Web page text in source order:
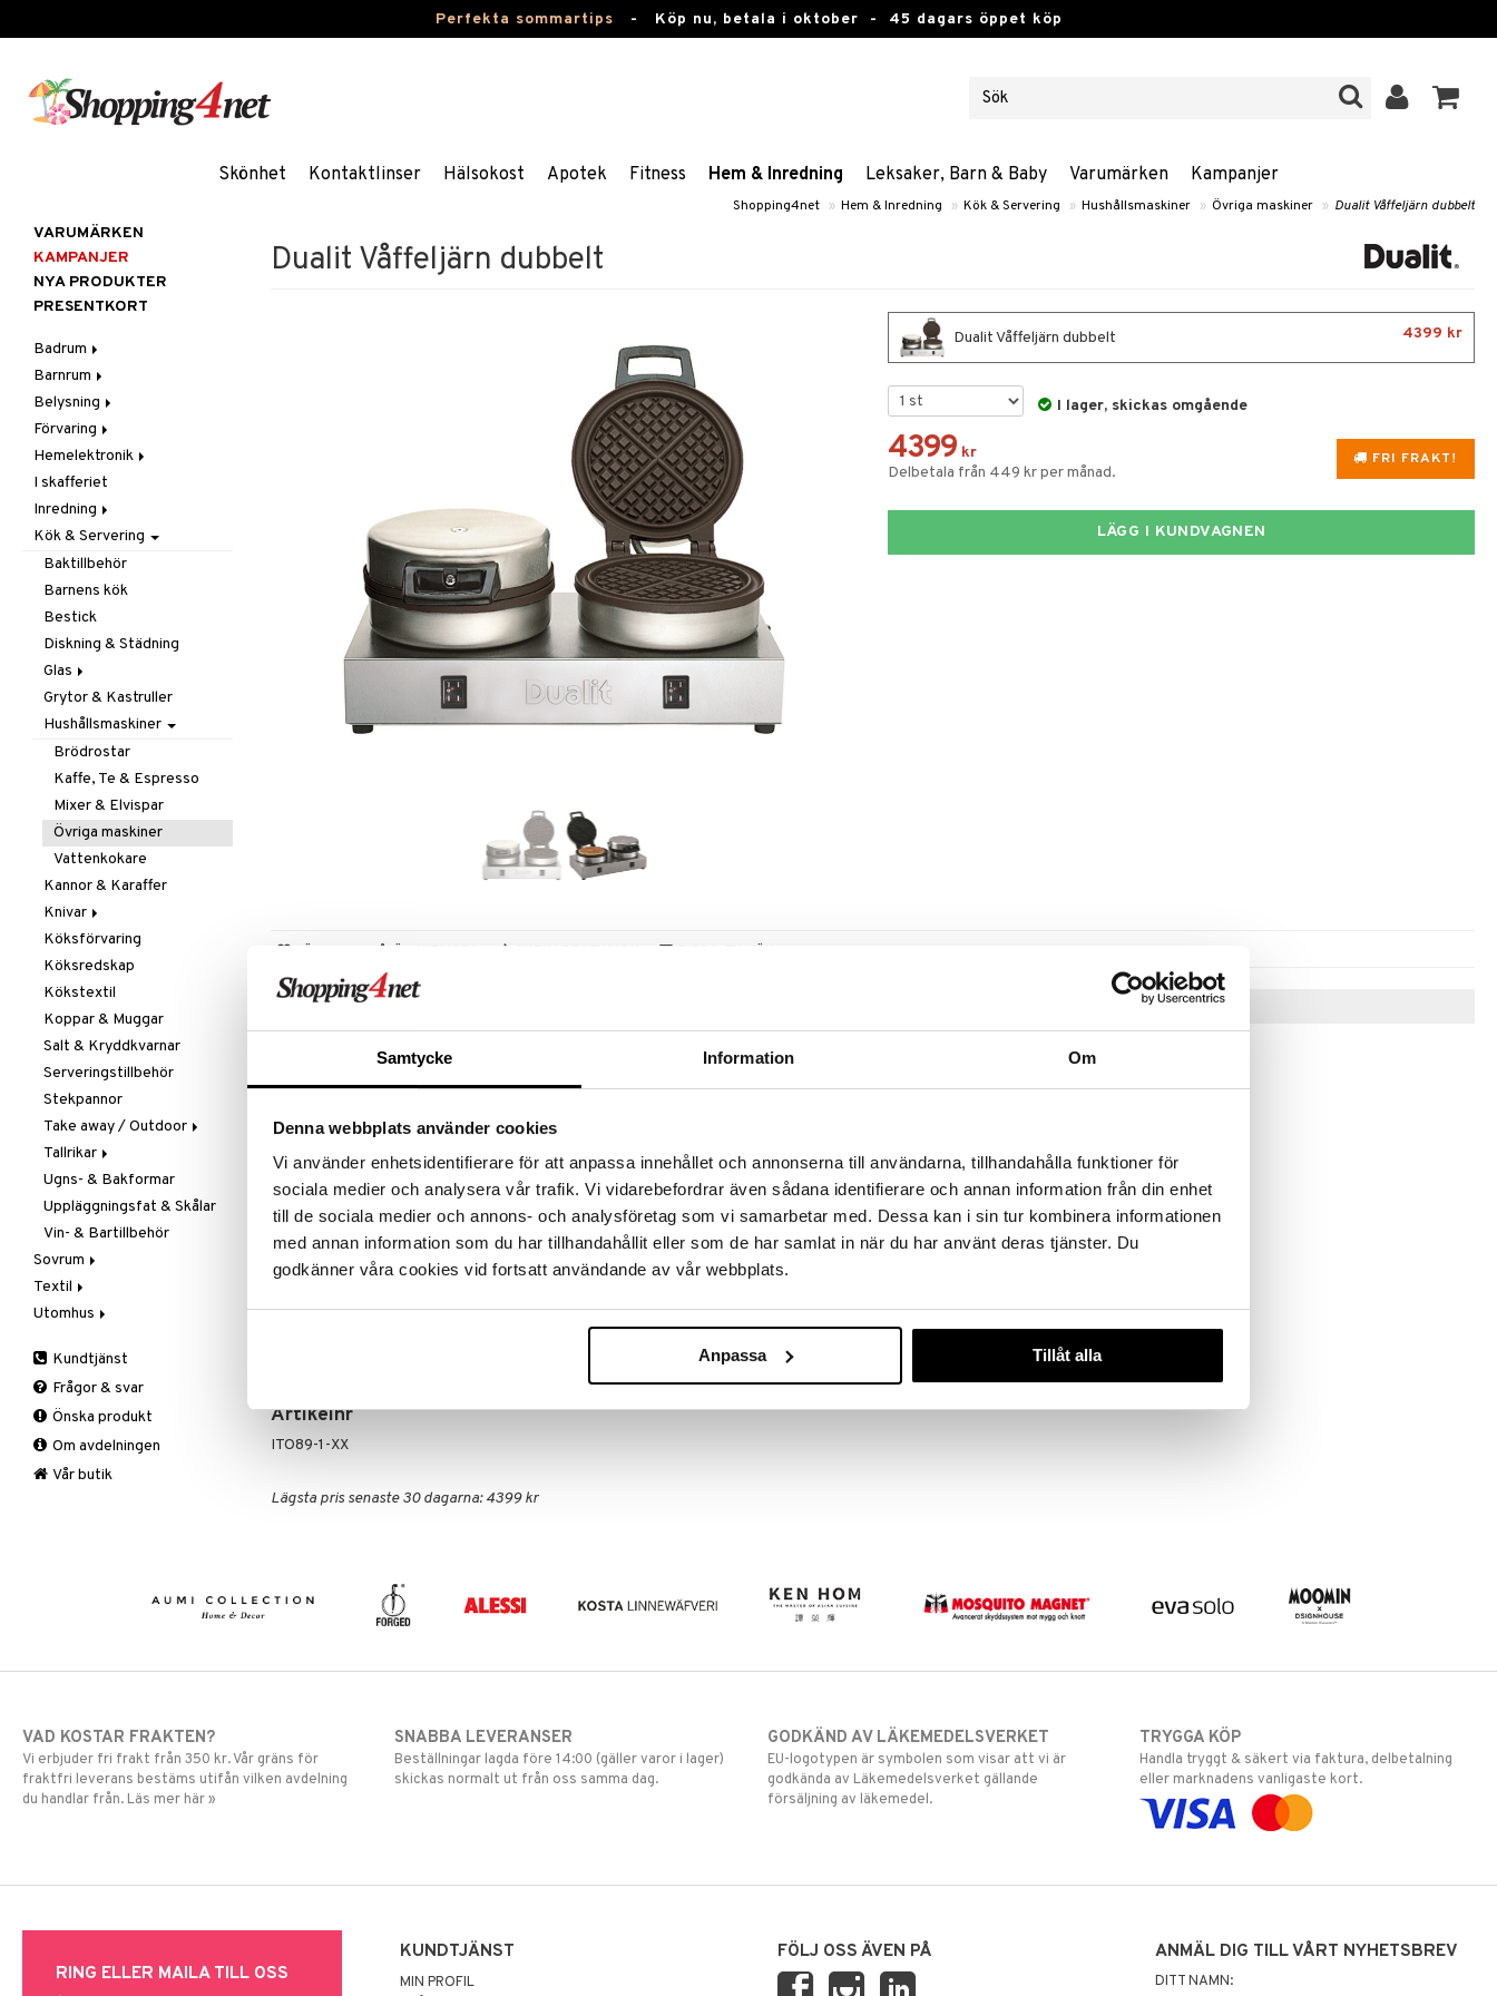
Samtycke Information Om
Denna webbplats använder cookies
Vi använder enhetsidentifierare för att anpassa innehållet och annonserna till användarna, tillhandahålla funktioner för
sociala medier och analysera vår trafik. Vi vidarebefordrar även sådana identifierare och annan information från din enhet
till de sociala medier och annons- och analysföretag som vi samarbetar med. Dessa kan i sin tur kombinera informationen
med annan information som du har tillhandahållit eller som de har samlat in när du har använt deras tjänster. Du
godkänner våra cookies vid fortsatt användande av vår webbplats.
Anpassa Tillåt alla
Perfekta sommartips - Köp nu, betala i oktober - 45 dagars öppet köp
Skönhet Kontaktlinser Hälsokost Apotek Fitness Hem & Inredning Leksaker, Barn & Baby Varumärken Kampanjer
Shopping4net » Hem & Inredning » Kök & Servering » Hushållsmaskiner » Övriga maskiner » Dualit Våffeljärn dubbelt
Dualit Våffeljärn dubbelt
Dualit Våffeljärn dubbelt 4399 kr
I lager, skickas omgående
FRI FRAKT!
4399 kr
Delbetala från 449 kr per månad.
LÄGG I KUNDVAGNEN
LÄGG TILL PÅ ÖNSKELISTA TIPSA EN VÄN
REA - dags att klicka hem fynden
fyllt med fantastiska reapriser på mängder av spännande
produkter!
favoritprodukter kan fort ta slut!
TILL REAN »
Produktinfo
Dualit våffeljärn med dubbla laggar passar bra i det lilla kaféet eller för den som vill
göra mycket våfflor hemma. Tillverkad av rostfritt stål och varje platta är belagd med
dubbla lager non-stick beläggning. Du kan använda båda laggarna samtidigt eller ett i
taget för att spara energi. Med spillränna för enkel rengöring och en kapacitet på 60
Artikelnr
ITO89-1-XX
Lägsta pris senaste 30 dagarna: 4399 kr
Tips till dig
Zyliss Mini hand mandolin
449 kr
VARUMÄRKEN
KAMPANJER
NYA PRODUKTER
PRESENTKORT
Badrum
Badrumsinredning
Badrumstextilier
Badrumstillbehör
Barnrum
Barnlampor
Barnmöbler
Barnrumsdekoration
Barnrumsförvaring
Barnrumstextilier
Belysning
Belysningstillbehör
Lampor
Bordslampor
Taklampor
LED-ljus
Ljuslyktor & Ljusstakar
Utomhusbelysning
Förvaring
Hängare & krokar
Hyllor
Småförvaring
Småförvaring & Korgar
Väskor
Hemelektronik
Ljud
I skafferiet
Inredning
Dekoration
Böcker
Figurer & Skulpturer
Klockor
Krukor
Metal Art
Väggdekorationer
Vaser
Doftljus & Doftspridare
Förvaring & Hyllor
Hängare & Krokar
Hyllor
Småförvaring & Korgar
Juldekoration
Ljuslyktor & Ljusstakar
Småmöbler
Kök & Servering
Baktillbehör
Barnens kök
Bestick
Diskning & Städning
Glas
Champagneglas
Dricksglas
Drink- & Cocktailglas
Ölglas
Snaps- & Avecglas
Vinglas
Whiskey- & Cognacglas
Grytor & Kastruller
Hushållsmaskiner
Brödrostar
Kaffe, Te & Espresso
Mixer & Elvispar
Övriga maskiner
Vattenkokare
Kannor & Karaffer
Knivar
Brödknivar
Knivset
Knivslipar och Brynen
Knivtillbehör
Kockknivar
Skal- & Grönsaksknivar
Skärbrädor
Specialknivar
Köksförvaring
Köksredskap
Kökstextil
Koppar & Muggar
Salt & Kryddkvarnar
Serveringstillbehör
Stekpannor
Take away / Outdoor
Flaskor
Matlådor
Termoskannor
Termosmuggar
Tallrikar
Assietter
Djupa tallrikar
Mattallrikar
Ugns- & Bakformar
Uppläggningsfat & Skålar
Vin- & Bartillbehör
Sovrum
Filtar & Plädar
Prydnadskuddar
Bäddset
Kuddar & Täcken
Lakan & Örngott
Tillbehör
Textil
Badrumstextilier
Filtar & Plädar
Kökstextilier
Mattor
Övrigt
Prydnadskuddar
Utomhus
Friluftsliv
Grill & Grilltillbehör
Krukor
Mygg- & insektsskydd
Picknick
Kundtjänst
Frågor & svar
Önska produkt
Om avdelningen
Vår butik
VAD KOSTAR FRAKTEN?
Vi erbjuder fri frakt från 350 kr. Vår gräns för
fraktfri leverans bestäms utifån vilken avdelning
du handlar från. Läs mer här »
SNABBA LEVERANSER
Beställningar lagda före 14:00 (gäller varor i lager)
skickas normalt ut från oss samma dag.
GODKÄND AV LÄKEMEDELSVERKET
EU-logotypen är symbolen som visar att vi är
godkända av Läkemedelsverket gällande
försäljning av läkemedel.
TRYGGA KÖP
Handla tryggt & säkert via faktura, delbetalning
eller marknadens vanligaste kort.
RING ELLER MAILA TILL OSS
KUNDTJÄNST
MIN PROFIL
FÖLJ OSS ÄVEN PÅ ANMÄL DIG TILL VÅRT NYHETSBREV
DITT NAMN: